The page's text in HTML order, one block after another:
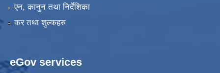
एन, कानुन तथा निर्देशिका
कर तथा शुल्कहरु
eGov services